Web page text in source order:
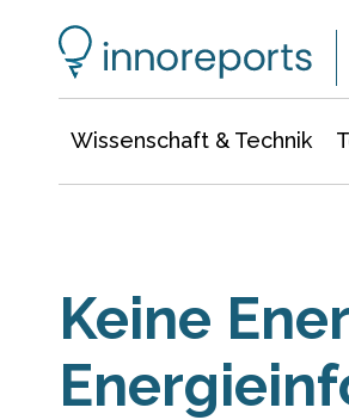
Wissenschaft & Technik
Keine